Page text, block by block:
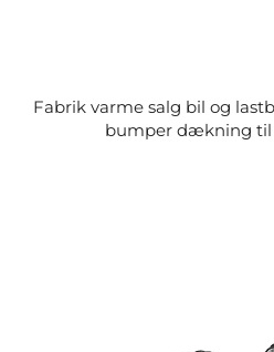
Fabrik varme salg bil og
bumper dækning til